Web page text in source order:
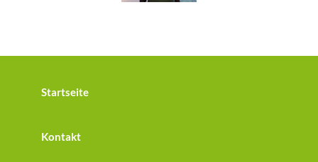
Startseite
Kontakt